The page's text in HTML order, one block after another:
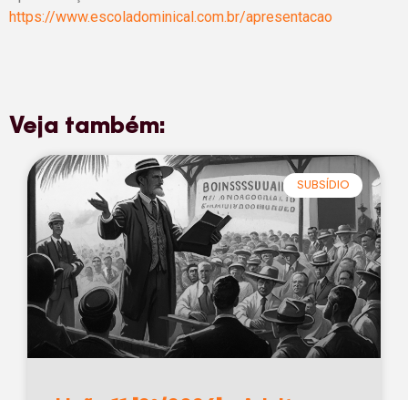
https://www.escoladominical.com.br/apresentacao
Veja também:
SUBSÍDIO